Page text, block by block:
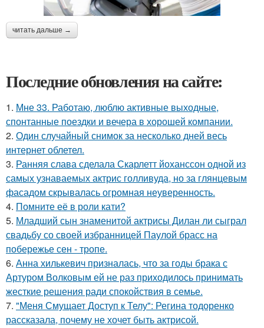
читать дальше →
Последние обновления на сайте:
1. Мне 33. Работаю, люблю активные выходные,
спонтанные поездки и вечера в хорошей компании.
2. Один случайный снимок за несколько дней весь
интернет облетел.
3. Ранняя слава сделала Скарлетт йоханссон одной из
самых узнаваемых актрис голливуда, но за глянцевым
фасадом скрывалась огромная неуверенность.
4. Помните её в роли кати?
5. Младший сын знаменитой актрисы Дилан ли сыграл
свадьбу со своей избранницей Паулой брасс на
побережье сен - тропе.
6. Анна хилькевич призналась, что за годы брака с
Артуром Волковым ей не раз приходилось принимать
жесткие решения ради спокойствия в семье.
7. "Меня Смущает Доступ к Телу": Регина тодоренко
рассказала, почему не хочет быть актрисой.